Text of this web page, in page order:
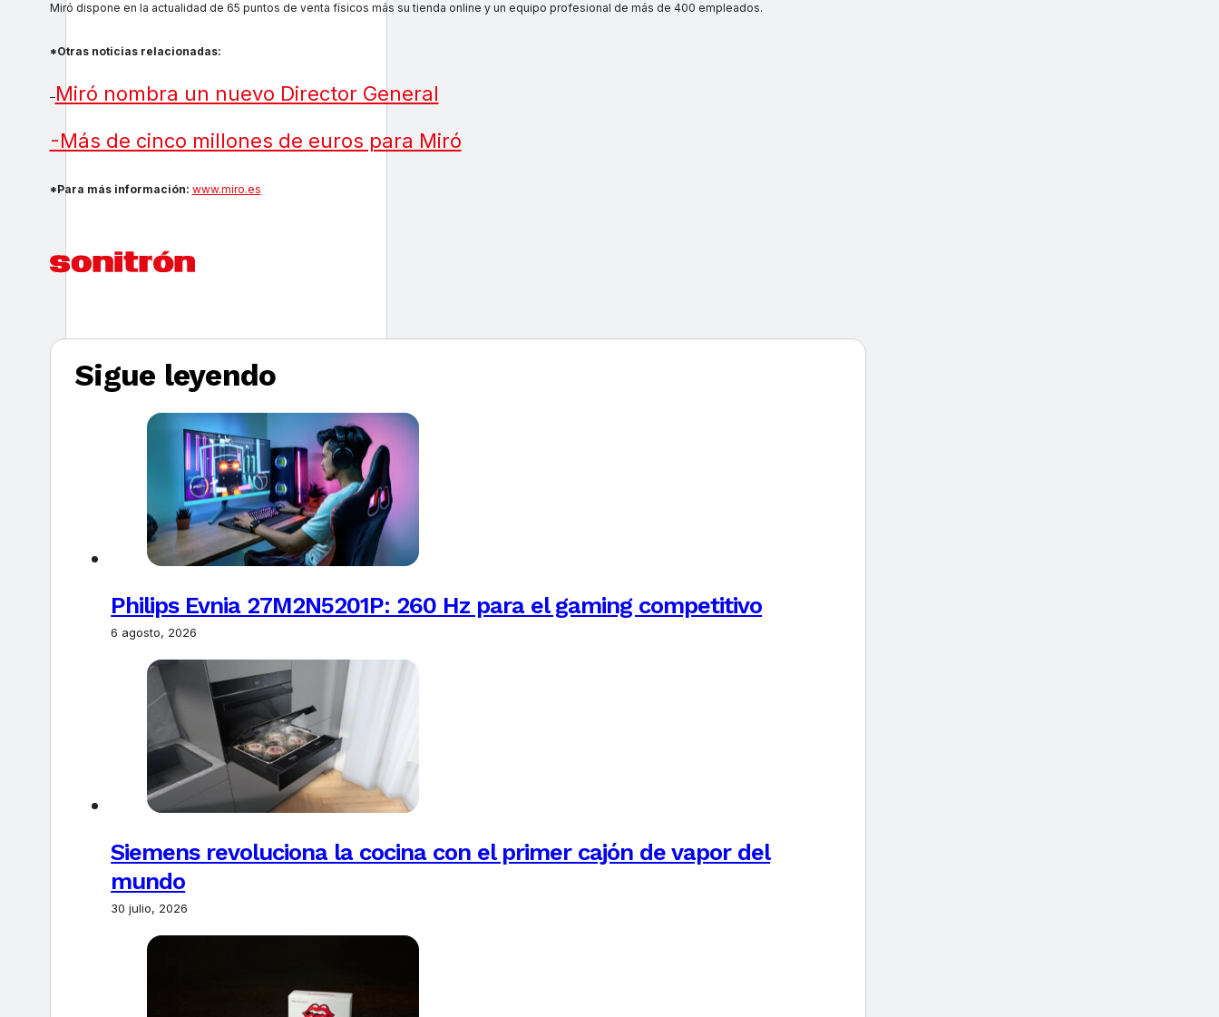
Miró dispone en la actualidad de 65 puntos de venta físicos más su tienda online y un equipo profesional de más de 400 empleados.
*Otras noticias relacionadas:
–Miró nombra un nuevo Director General
-Más de cinco millones de euros para Miró
*Para más información: www.miro.es
Sigue leyendo
Philips Evnia 27M2N5201P: 260 Hz para el gaming competitivo
6 agosto, 2026
Siemens revoluciona la cocina con el primer cajón de vapor del
mundo
30 julio, 2026